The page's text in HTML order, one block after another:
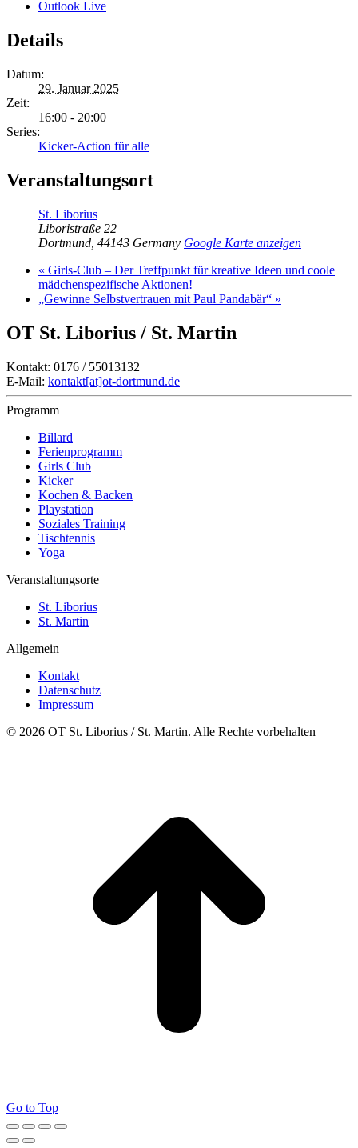
Outlook Live
Details
Datum:
29. Januar 2025
Zeit:
16:00 - 20:00
Series:
Kicker-Action für alle
Veranstaltungsort
St. Liborius
Liboristraße 22
Dortmund 44143 Germany Google Karte anzeigen
« Girls-Club – Der Treffpunkt für kreative Ideen und coole
mädchenspezifische Aktionen!
„Gewinne Selbstvertrauen mit Paul Pandabär“ »
OT St. Liborius / St. Martin
Kontakt: 0176 / 55013132
E-Mail: kontakt[at]ot-dortmund.de
Programm
Billard
Ferienprogramm
Girls Club
Kicker
Kochen & Backen
Playstation
Soziales Training
Tischtennis
Yoga
Veranstaltungsorte
St. Liborius
St. Martin
Allgemein
Kontakt
Datenschutz
Impressum
© 2026 OT St. Liborius / St. Martin. Alle Rechte vorbehalten
Go to Top